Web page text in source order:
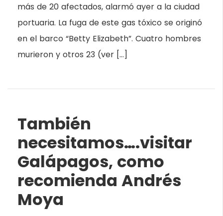
más de 20 afectados, alarmó ayer a la ciudad
portuaria. La fuga de este gas tóxico se originó
en el barco “Betty Elizabeth”. Cuatro hombres
murieron y otros 23 (ver […]
También
necesitamos….visitar
Galápagos, como
recomienda Andrés
Moya